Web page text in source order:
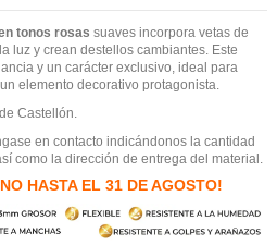
tonos rosas suaves incorpora vetas de
luz y crean destellos cambiantes. Este
y un carácter exclusivo, ideal para
elemento decorativo protagonista.
Castellón.
en contacto indicándonos la cantidad
como la dirección de entrega del material.
HASTA EL 31 DE AGOSTO!